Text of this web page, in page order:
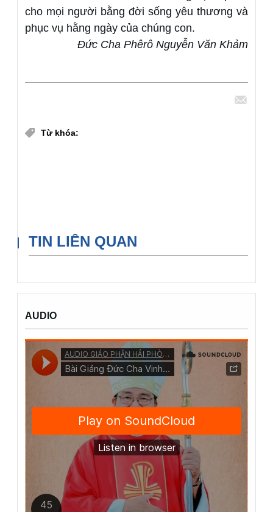
cho mọi người bằng đời sống yêu thương và
phục vụ hằng ngày của chúng con.
Đức Cha Phêrô Nguyễn Văn Khảm
Từ khóa:
TIN LIÊN QUAN
AUDIO